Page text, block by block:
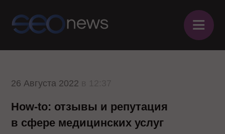
≡
26 Августа 2022
How-to: отзывы и репутация
в сфере медицинских услуг